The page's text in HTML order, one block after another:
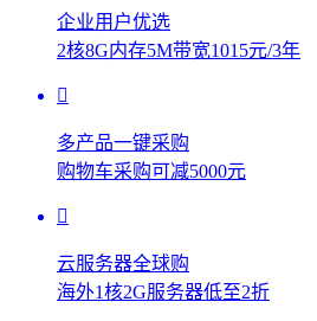
企业用户优选
2核8G内存5M带宽1015元/3年
多产品一键采购
购物车采购可减5000元
云服务器全球购
海外1核2G服务器低至2折